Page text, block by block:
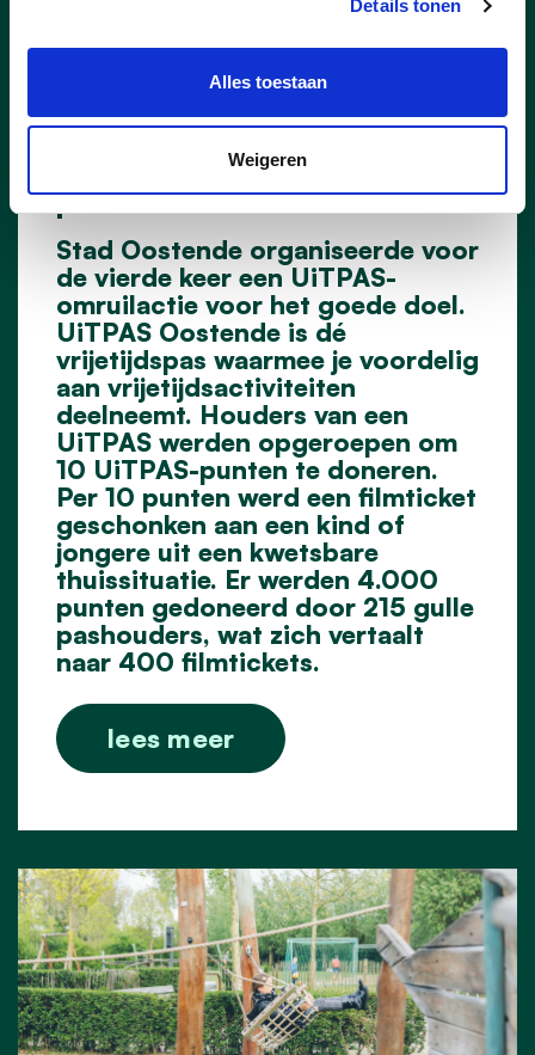
Details tonen
Alles toestaan
Weigeren
UiTPAS-houders schenken
400 filmtickets aan sociale
partners
Stad Oostende organiseerde voor
de vierde keer een UiTPAS-
omruilactie voor het goede doel.
UiTPAS Oostende is dé
vrijetijdspas waarmee je voordelig
aan vrijetijdsactiviteiten
deelneemt. Houders van een
UiTPAS werden opgeroepen om
10 UiTPAS-punten te doneren.
Per 10 punten werd een filmticket
geschonken aan een kind of
jongere uit een kwetsbare
thuissituatie. Er werden 4.000
punten gedoneerd door 215 gulle
pashouders, wat zich vertaalt
naar 400 filmtickets.
lees meer